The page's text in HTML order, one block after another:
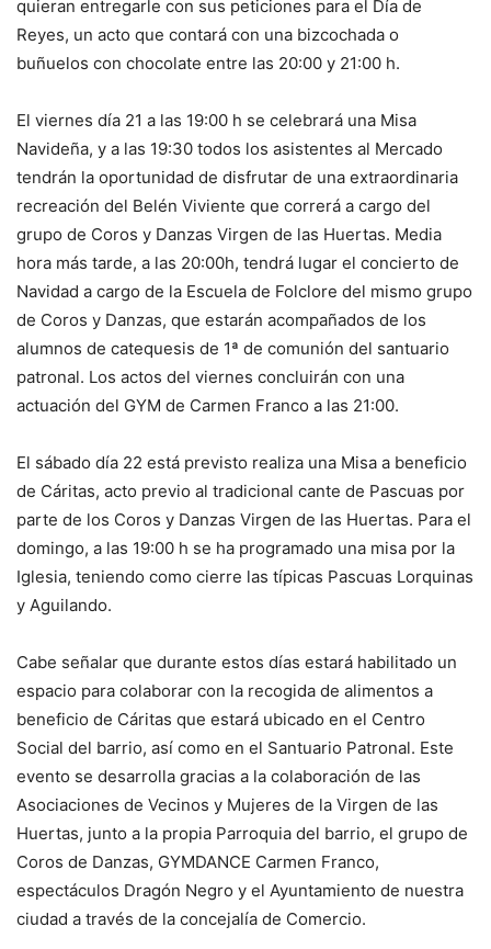
quieran entregarle con sus peticiones para el Día de
Reyes, un acto que contará con una bizcochada o
buñuelos con chocolate entre las 20:00 y 21:00 h.
El viernes día 21 a las 19:00 h se celebrará una Misa
Navideña, y a las 19:30 todos los asistentes al Mercado
tendrán la oportunidad de disfrutar de una extraordinaria
recreación del Belén Viviente que correrá a cargo del
grupo de Coros y Danzas Virgen de las Huertas. Media
hora más tarde, a las 20:00h, tendrá lugar el concierto de
Navidad a cargo de la Escuela de Folclore del mismo grupo
de Coros y Danzas, que estarán acompañados de los
alumnos de catequesis de 1ª de comunión del santuario
patronal. Los actos del viernes concluirán con una
actuación del GYM de Carmen Franco a las 21:00.
El sábado día 22 está previsto realiza una Misa a beneficio
de Cáritas, acto previo al tradicional cante de Pascuas por
parte de los Coros y Danzas Virgen de las Huertas. Para el
domingo, a las 19:00 h se ha programado una misa por la
Iglesia, teniendo como cierre las típicas Pascuas Lorquinas
y Aguilando.
Cabe señalar que durante estos días estará habilitado un
espacio para colaborar con la recogida de alimentos a
beneficio de Cáritas que estará ubicado en el Centro
Social del barrio, así como en el Santuario Patronal. Este
evento se desarrolla gracias a la colaboración de las
Asociaciones de Vecinos y Mujeres de la Virgen de las
Huertas, junto a la propia Parroquia del barrio, el grupo de
Coros de Danzas, GYMDANCE Carmen Franco,
espectáculos Dragón Negro y el Ayuntamiento de nuestra
ciudad a través de la concejalía de Comercio.